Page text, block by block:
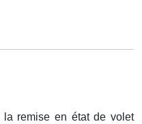
la remise en état de volet